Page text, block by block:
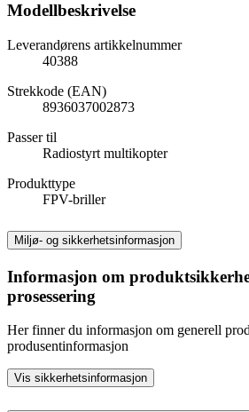
Modellbeskrivelse
Leverandørens artikkelnummer
40388
Strekkode (EAN)
8936037002873
Passer til
Radiostyrt multikopter
Produkttype
FPV-briller
Miljø- og sikkerhetsinformasjon
Informasjon om
prosessering
Her finner du informasjon om generell
produsentinformasjon
Vis sikkerhetsinformasjon